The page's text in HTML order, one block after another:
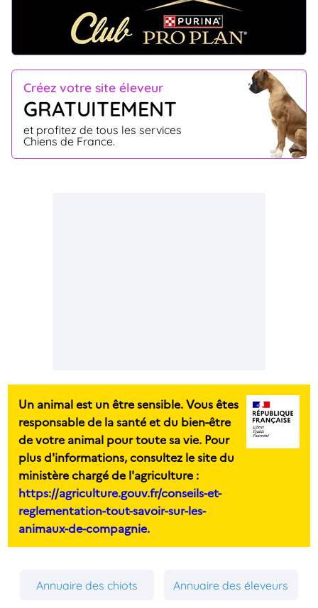
Créez votre site éleveur
GRATUITEMENT
et profitez de tous les services
Chiens de France.
Un animal est un être sensible. Vous êtes
responsable de la santé et du bien-être
de votre animal pour toute sa vie. Pour
plus d'informations, consultez le site du
ministère chargé de l'agriculture :
https://agriculture.gouv.fr/conseils-et-
reglementation-tout-savoir-sur-les-
animaux-de-compagnie.
Annuaire des chiots Annuaire des éleveurs